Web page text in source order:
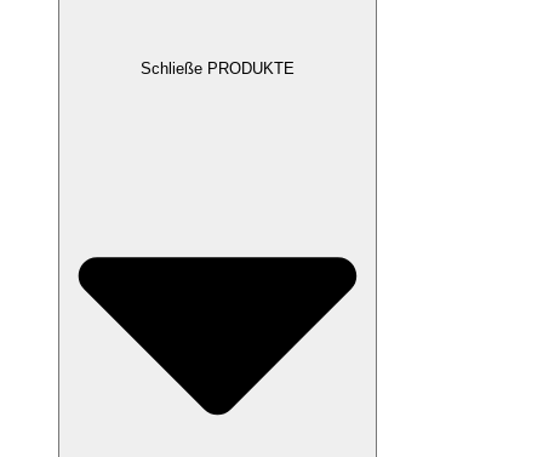
Schließe PRODUKTE